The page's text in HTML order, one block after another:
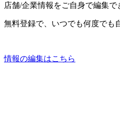
店舗/企業情報をご自身で編集で
無料登録で、いつでも何度でも
情報の編集はこちら